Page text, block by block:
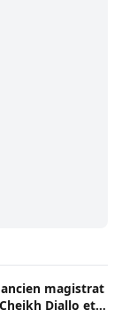
magistrat
Diallo et